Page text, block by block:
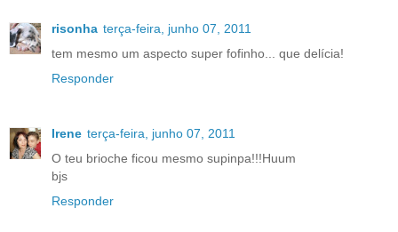
risonha terça-feira, junho 07, 2011
tem mesmo um aspecto super fofinho... que delícia!
Responder
Irene terça-feira, junho 07, 2011
O teu brioche ficou mesmo supinpa!!!Huum
bjs
Responder